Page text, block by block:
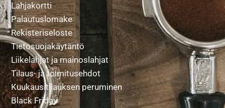
Lahjakortti
Palautuslomake
Rekisteriseloste
Tietosuojakäytäntö
Liikelahjat ja mainoslahjat
Tilaus- ja toimitusehdot
Kuukausitilauksen peruminen
Black Friday